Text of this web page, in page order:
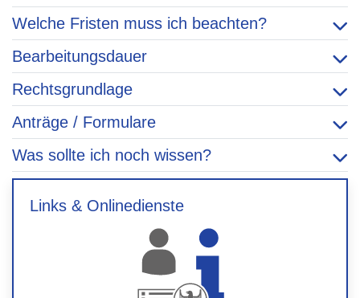
Welche Fristen muss ich beachten?
Bearbeitungsdauer
Rechtsgrundlage
Anträge / Formulare
Was sollte ich noch wissen?
Links & Onlinedienste